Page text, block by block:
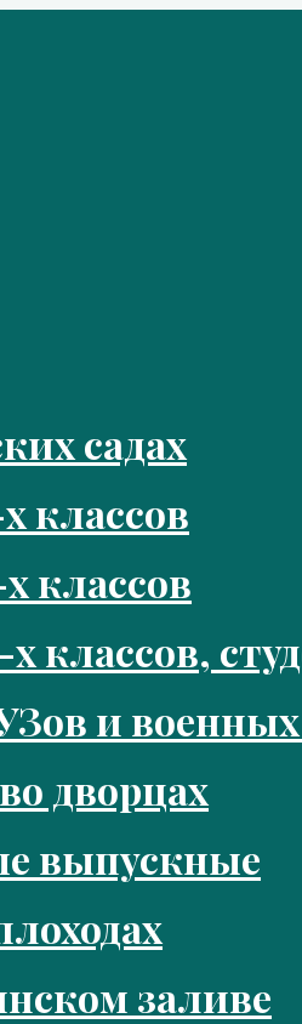
садах
классов
классов
классов,
и
дворцах
выпускные
заливе